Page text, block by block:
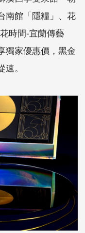
南館 「隱糧」 、花
時間-宜蘭傳藝
獨家優惠價，黑金
速。